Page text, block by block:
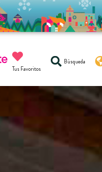
Tus Favoritos
Búsqueda